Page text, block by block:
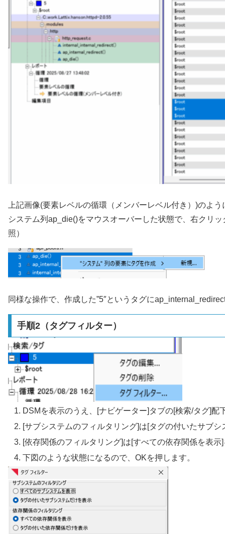
上記画像(要素レベルの循環（メンバーレベル付き）)のよ
システム列ap_die()をマウスオーバーした状態で、右クリ
照）
同様な操作で、作成した”5″というタグに
手順2（タグフィルター）
DSMを表示のうえ、[ナビゲーター]タブの[検索/タグ]
[サブシステムのフィルタリング]は[タグの付いたサブ
[依存関係のフィルタリング]は[すべての依存関係を表
下図のような状態になるので、OKを押します。